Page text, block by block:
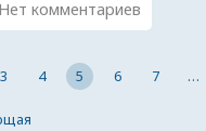
Нет комментариев
3 4 5 6 7 …